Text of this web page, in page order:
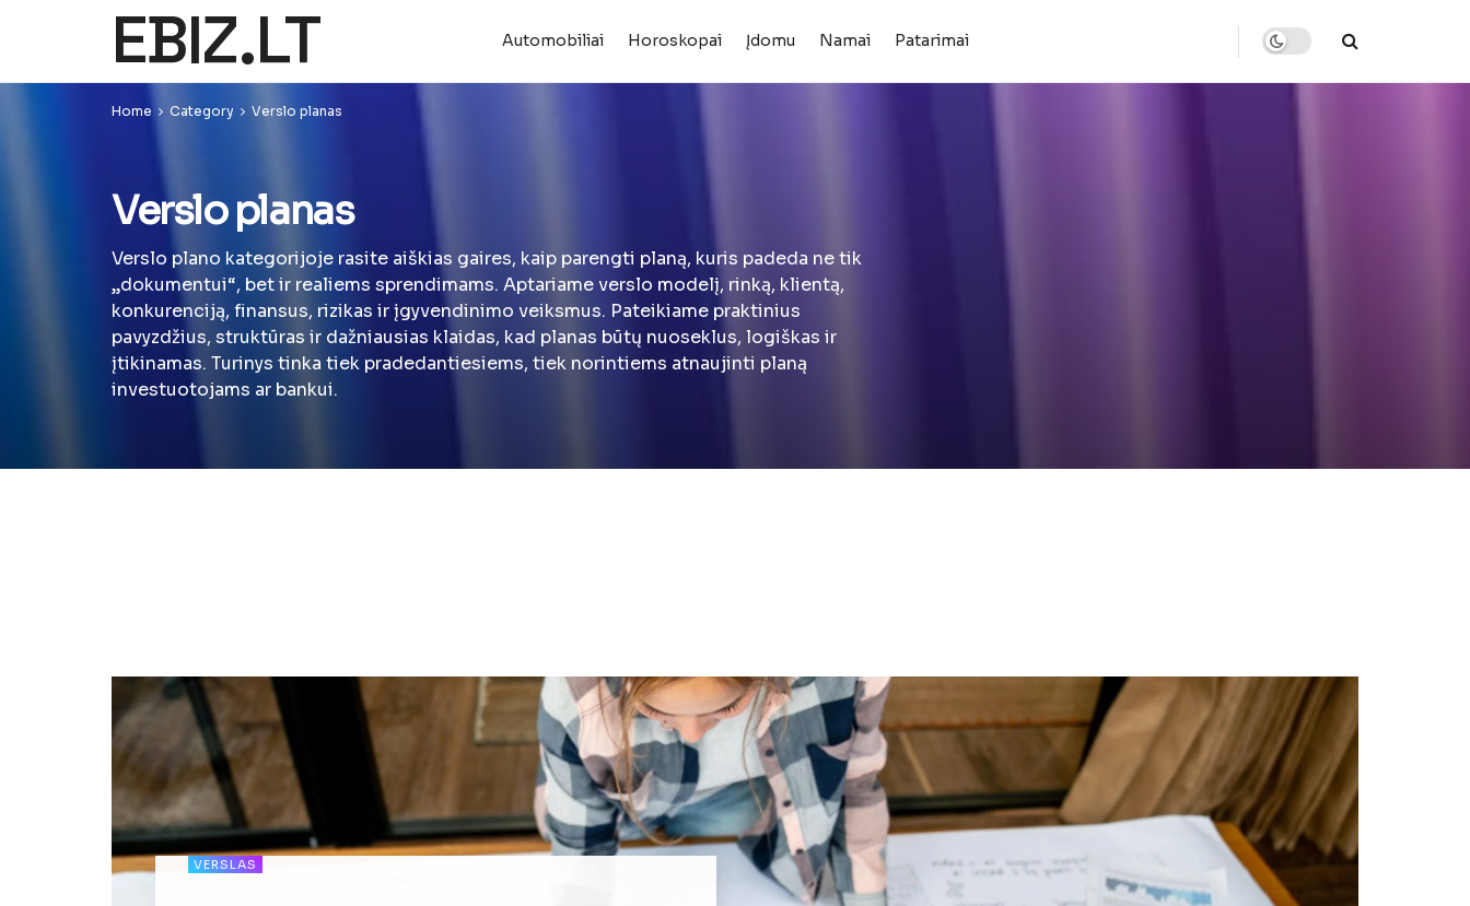
EBIZ.LT Automobiliai Horoskopai Įdomu Namai Patarimai
Home Category Verslo planas
Verslo planas
Verslo plano kategorijoje rasite aiškias gaires, kaip parengti planą, kuris padeda ne tik
„dokumentui“, bet ir realiems sprendimams. Aptariame verslo modelį, rinką, klientą,
konkurenciją, finansus, rizikas ir įgyvendinimo veiksmus. Pateikiame praktinius
pavyzdžius, struktūras ir dažniausias klaidas, kad planas būtų nuoseklus, logiškas ir
įtikinamas. Turinys tinka tiek pradedantiesiems, tiek norintiems atnaujinti planą
investuotojams ar bankui.
VERSLAS